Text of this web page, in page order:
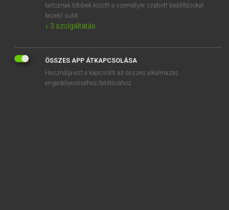
abstraction
abstractionism
abstractness
tartoznak többek között a személyre szabott beállításokat
kezelő sütik.
↓ 3 szolgáltatás
ÖSSZES APP ÁTKAPCSOLÁSA
Használja ezt a kapcsolót az összes alkalmazás
engedélyezéséhez/letiltásához.